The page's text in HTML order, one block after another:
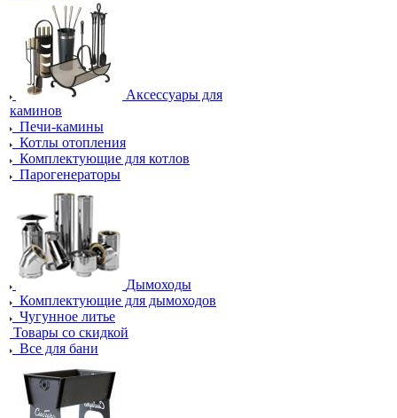
Аксессуары для
каминов
Печи-камины
Котлы отопления
Комплектующие для котлов
Парогенераторы
Дымоходы
Комплектующие для дымоходов
Чугунное литье
Товары со скидкой
Все для бани